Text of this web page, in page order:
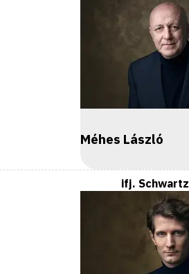
Méhes László
ifj. Schwartz